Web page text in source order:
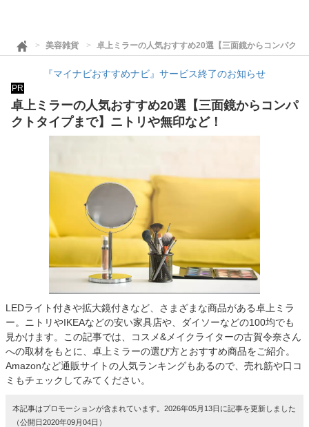
美容雑貨 卓上ミラーの人気おすすめ20選【三面鏡からコンパク
『マイナビおすすめナビ』サービス終了のお知らせ
PR
卓上ミラーの人気おすすめ20選【三面鏡からコンパ
クトタイプまで】ニトリや無印など！
LEDライト付きや拡大鏡付きなど、さまざまな商品がある卓上ミラ
ー。ニトリやIKEAなどの安い家具店や、ダイソーなどの100均でも
見かけます。この記事では、コスメ&メイクライターの古賀令奈さん
への取材をもとに、卓上ミラーの選び方とおすすめ商品をご紹介。
Amazonなど通販サイトの人気ランキングもあるので、売れ筋や口コ
ミもチェックしてみてください。
本記事はプロモーションが含まれています。2026年05月13日に記事を更新しました
（公開日2020年09月04日）